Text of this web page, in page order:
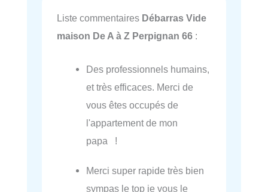
Liste commentaires Débarras Vide
maison De A à Z Perpignan 66 :
Des professionnels humains,
et très efficaces. Merci de
vous êtes occupés de
l'appartement de mon
papa !
Merci super rapide très bien
sympas le top je vous le